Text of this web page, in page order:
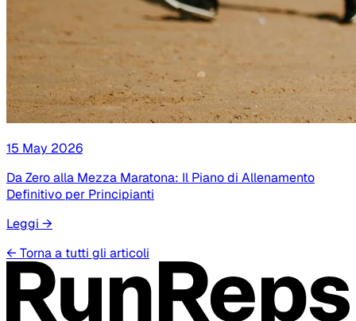
15 May 2026
Da Zero alla Mezza Maratona: Il Piano di Allenamento
Definitivo per Principianti
Leggi →
← Torna a tutti gli articoli